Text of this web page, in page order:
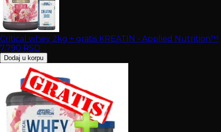
Critical whey 2kg + gratis KREATIN - Applied Nutrition™
7.790 RSD
Dodaj u korpu